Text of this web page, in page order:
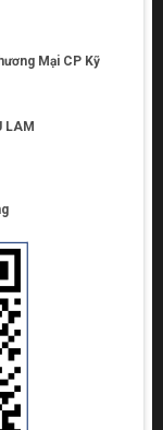
Mại CP Kỹ
LAM